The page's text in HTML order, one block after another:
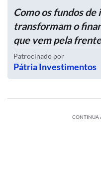
Como os fundos
transformam o
que vem pela frente
Patrocinado por
Pátria Investimentos
CONTINUA